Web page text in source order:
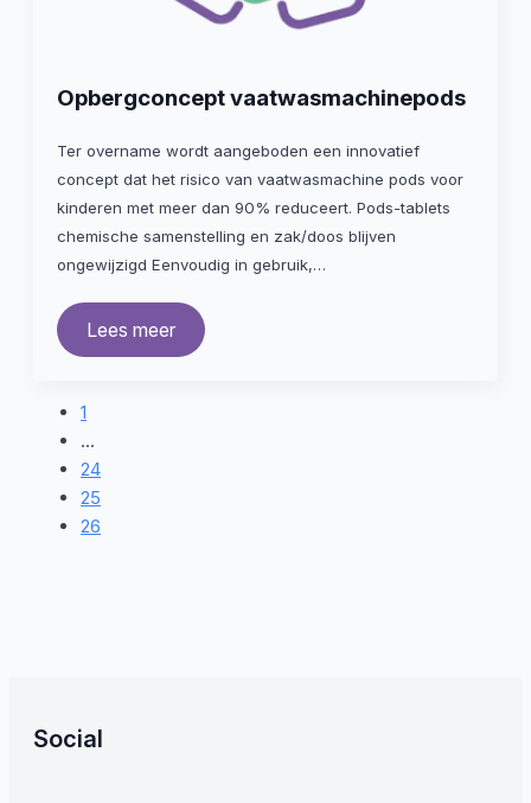
Opbergconcept vaatwasmachinepods
Ter overname wordt aangeboden een innovatief
concept dat het risico van vaatwasmachine pods voor
kinderen met meer dan 90% reduceert. Pods-tablets
chemische samenstelling en zak/doos blijven
ongewijzigd Eenvoudig in gebruik,…
Lees meer
1
…
24
25
26
Social